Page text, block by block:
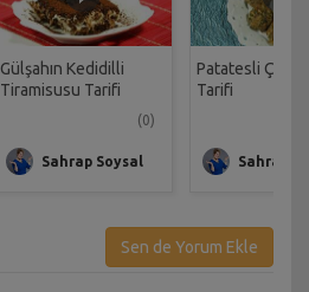
Gülşahın Kedidilli
Tiramisusu Tarifi
(0)
Sahrap Soysal
Patatesli Çıtır
Tarifi
Sahrap
Sen de Yorum Ekle